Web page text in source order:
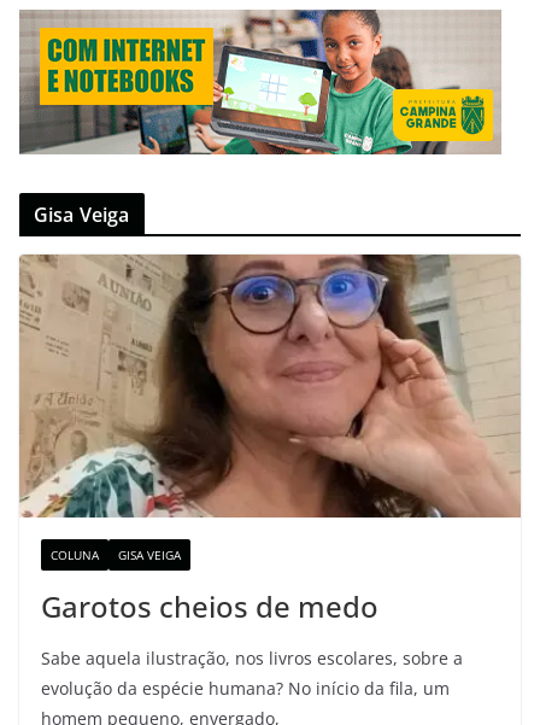
Gisa Veiga
COLUNA GISA VEIGA
Garotos cheios de medo
Sabe aquela ilustração, nos livros escolares, sobre a
evolução da espécie humana? No início da fila, um
homem pequeno, envergado,